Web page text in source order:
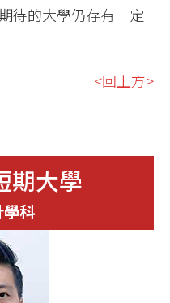
待的大學仍存有一定
<回上方>
期大學
科